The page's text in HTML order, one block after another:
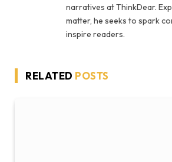
narratives at ThinkDear.
matter, he seeks to spark
inspire readers.
RELATED POSTS